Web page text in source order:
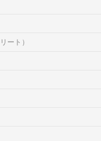
ート）